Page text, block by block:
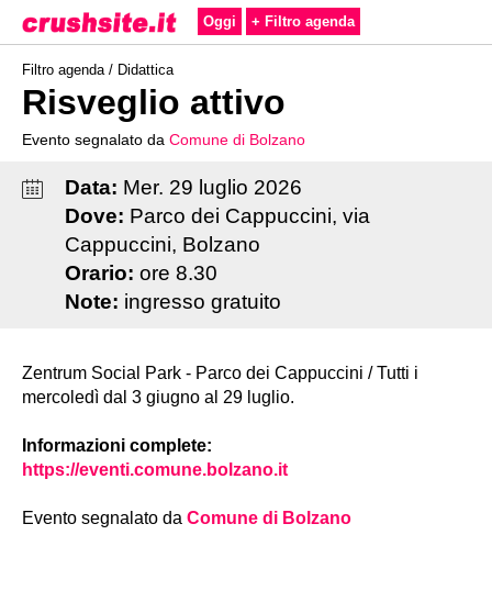
Oggi + Filtro agenda
Filtro agenda / Didattica
Risveglio attivo
Evento segnalato da Comune di Bolzano
Data: Mer. 29 luglio 2026
Dove: Parco dei Cappuccini, via
Cappuccini, Bolzano
Orario: ore 8.30
Note: ingresso gratuito
Zentrum Social Park - Parco dei Cappuccini / Tutti i
mercoledì dal 3 giugno al 29 luglio.
Informazioni complete:
https://eventi.comune.bolzano.it
Evento segnalato da Comune di Bolzano